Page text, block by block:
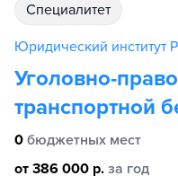
специалитет
Юридический институт
Уголовно-
транспортной
0 бюджетных мест
от 386 000 р. за год